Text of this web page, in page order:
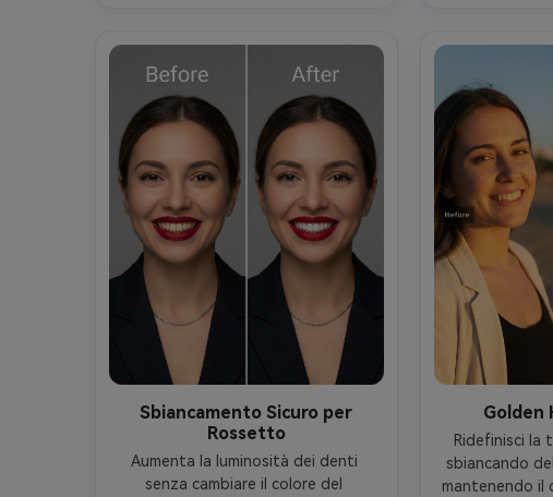
Sbiancamento Sicuro per
Rossetto
Aumenta la luminosità dei denti
senza cambiare il colore del
Golden
Ridefinisci la
sbiancando
mantenendo il